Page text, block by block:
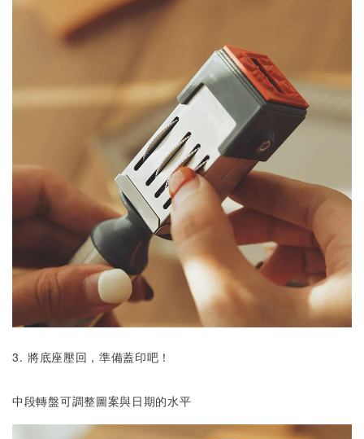
3. 將底座壓回，準備蓋印吧！
中段轉盤可調整圖案與日期的水平